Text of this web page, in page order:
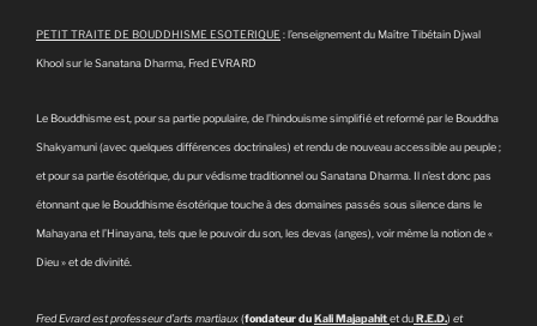
PETIT TRAITE DE BOUDDHISME ESOTERIQUE : l’enseignement du Maître Tibétain Djwal
Khool sur le Sanatana Dharma, Fred EVRARD
Le Bouddhisme est, pour sa partie populaire, de l’hindouisme simplifié et reformé par le Bouddha
Shakyamuni (avec quelques différences doctrinales) et rendu de nouveau accessible au peuple ;
et pour sa partie ésotérique, du pur védisme traditionnel ou Sanatana Dharma. Il n’est donc pas
étonnant que le Bouddhisme ésotérique touche à des domaines passés sous silence dans le
Mahayana et l’Hinayana, tels que le pouvoir du son, les devas (anges), voir même la notion de «
Dieu » et de divinité.
Fred Evrard est professeur d’arts martiaux(fondateur duKali Majapahitet duR.E.D.) et